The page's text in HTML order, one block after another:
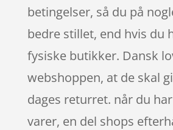
betingelser, så du på
bedre stillet, end hvis du
fysiske butikker. Dansk
webshoppen, at de skal
dages returret. når du
varer, en del shops